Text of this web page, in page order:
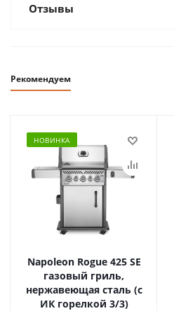
Отзывы
Рекомендуем
НОВИНКА
Napoleon Rogue 425 SE
газовый гриль,
нержавеющая сталь (с
ИК горелкой 3/3)